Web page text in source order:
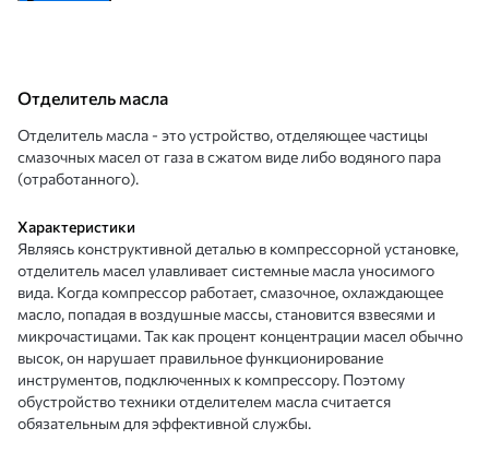
Отделитель масла
Отделитель масла - это устройство, отделяющее частицы
смазочных масел от газа в сжатом виде либо водяного пара
(отработанного).
Характеристики
Являясь конструктивной деталью в компрессорной установке,
отделитель масел улавливает системные масла уносимого
вида. Когда компрессор работает, смазочное, охлаждающее
масло, попадая в воздушные массы, становится взвесями и
микрочастицами. Так как процент концентрации масел обычно
высок, он нарушает правильное функционирование
инструментов, подключенных к компрессору. Поэтому
обустройство техники отделителем масла считается
обязательным для эффективной службы.